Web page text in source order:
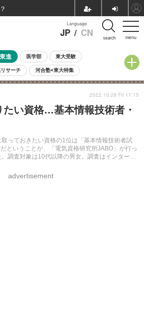
menu
Language
JP / CN search
進 医学部 東大受験
サーチ 河合塾×東大特集
受験 中学受験 小学校受験
公立高校 過去問 人気記事
たい資格…基本情報技術者・
っておきたい資格の1位は「基本情報技術者試
ということが、「電気資格研究所JABO」が行っ
調査対象は10代以降の男女。調査はインターネ
advertisement
2022.10.28 Fri 17:15